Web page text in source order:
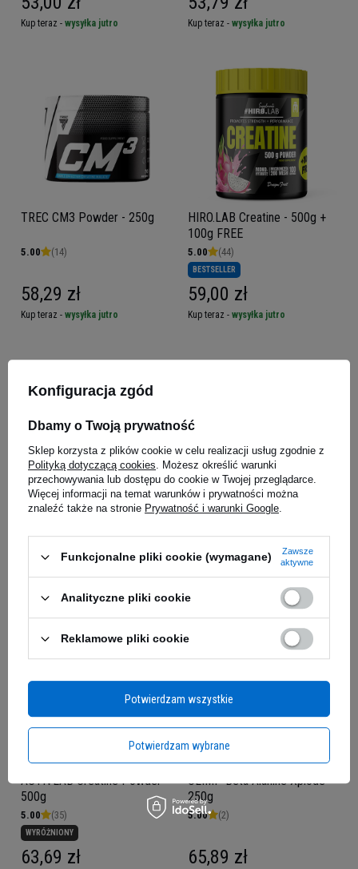
Kup teraz - wysyłka jutro Kup teraz - wysyłka jutro
TREC CM3 Powder - 250g
5.00 (14)
58,29 zł
Kup teraz - wysyłka jutro
HIRO.LAB Creatine - 500g +
100g FREE
5.00 (44)
BESTSELLER
59,00 zł
Kup teraz - wysyłka jutro
NUTREND Carnitine 100000 -
61,89 zł
BioTech USA Beta Alanine -
62,89 zł
ACTIVLAB Creatine Powder -
500g
5.00 (35)
WYRÓŻNIONY
63,69 zł
OLIMP Beta Alanine Xplode -
250g
5.00 (2)
65,89 zł
Konfiguracja zgód
Dbamy o Twoją prywatność
Sklep korzysta z plików cookie w celu realizacji usług zgodnie z
Polityką dotyczącą cookies. Możesz określić warunki
przechowywania lub dostępu do cookie w Twojej przeglądarce.
Więcej informacji na temat warunków i prywatności można
znaleźć także na stronie Prywatność i warunki Google.
Funkcjonalne pliki cookie (wymagane)
Zawsze
aktywne
Analityczne pliki cookie
Reklamowe pliki cookie
Potwierdzam wybrane
Potwierdzam wszystkie